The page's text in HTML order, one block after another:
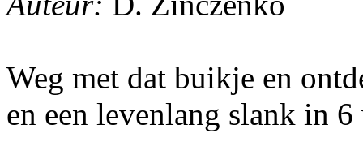
Weg met dat buikje en
en een levenlang slank in 6